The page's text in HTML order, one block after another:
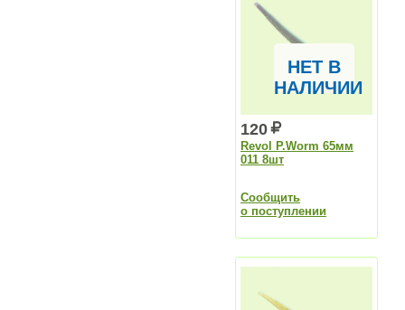
НЕТ В
НАЛИЧИИ
120
Revol P.Worm 65мм
011 8шт
Сообщить
о поступлении